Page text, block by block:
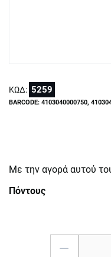
ΚΩΔ: 5259
BARCODE: 4103040000750,
Με την αγορά αυτού
Πόντους